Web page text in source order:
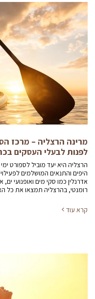
מרינה הרצליה – מרכז
לפנות לבעלי העסקים
הרצליה היא יעד מוביל לספורט
היפים והתנאים המושלמים
אדרנלין כמו סקי מים ואופנועי ים,
רומנטי, בהרצליה תמצאו את כל
קרא עוד